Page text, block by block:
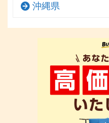
沖縄県